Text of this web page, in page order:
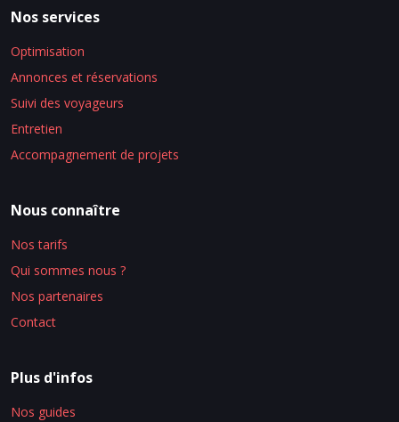
Nos services
Optimisation
Annonces et réservations
Suivi des voyageurs
Entretien
Accompagnement de projets
Nous connaître
Nos tarifs
Qui sommes nous ?
Nos partenaires
Contact
Plus d'infos
Nos guides